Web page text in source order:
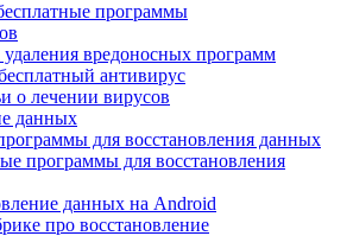
программы
удаления вредоносных программ
антивирус
о лечении вирусов
данных
для восстановления данных
программы для восстановления
данных на Android
про восстановление